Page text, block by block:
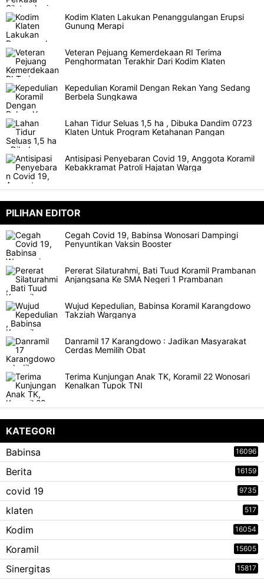
Kodim Klaten Lakukan Penanggulangan Erupsi
Gunung Merapi
Veteran Pejuang Kemerdekaan RI Terima
Penghormatan Terakhir Dari Kodim Klaten
Kepedulian Koramil Dengan Rekan Yang Sedang
Berbela Sungkawa
Lahan Tidur Seluas 1,5 ha , Dibuka Dandim 0723
Klaten Untuk Program Ketahanan Pangan
Antisipasi Penyebaran Covid 19, Anggota Koramil
Kebakkramat Patroli Hajatan Warga
PILIHAN EDITOR
Cegah Covid 19, Babinsa Wonosari Dampingi
Penyuntikan Vaksin Booster
Pererat Silaturahmi, Bati Tuud Koramil Prambanan
Anjangsana Ke SMA Negeri 1 Prambanan
Wujud Kepedulian, Babinsa Koramil Karangdowo
Takziah Warganya
Danramil 17 Karangdowo : Jadikan Masyarakat
Cerdas Memilih Obat
Terima Kunjungan Anak TK, Koramil 22 Wonosari
Kenalkan Tupok TNI
KATEGORI
Babinsa
16096
Berita 16159
covid 19 9735
klaten 517
Kodim 16054
Koramil 15605
Sinergitas 15817